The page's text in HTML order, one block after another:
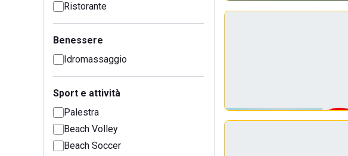
Ristorante
Benessere
Idromassaggio
Sport e attività
Palestra
Beach Volley
Beach Soccer